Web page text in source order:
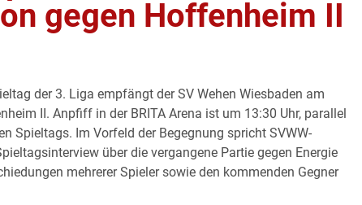
gegen Hoffenheim II
der 3. Liga empfängt der SV Wehen Wiesbaden am
II. Anpfiff in der BRITA Arena ist um 13:30 Uhr, parallel
Spieltags. Im Vorfeld der Begegnung spricht SVWW-
über die vergangene Partie gegen Energie
mehrerer Spieler sowie den kommenden Gegner